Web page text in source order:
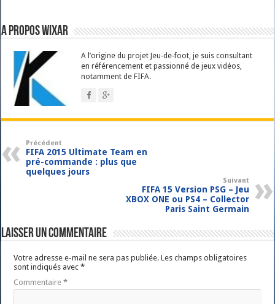
A propos Wixar
A l’origine du projet Jeu-de-foot, je suis consultant
en référencement et passionné de jeux vidéos,
notamment de FIFA.
Précédent
FIFA 2015 Ultimate Team en
pré-commande : plus que
quelques jours
Suivant
FIFA 15 Version PSG – Jeu
XBOX ONE ou PS4 – Collector
Paris Saint Germain
Laisser un commentaire
Votre adresse e-mail ne sera pas publiée. Les champs obligatoires
sont indiqués avec*
Commentaire*